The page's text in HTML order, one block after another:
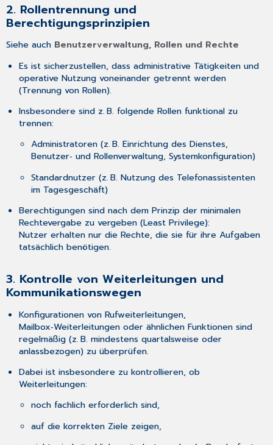
5.
Umgang
mit
und
Authentifizierung
6.
und
Schulung
2. Rollentrennung und
Berechtigungsprinzipien
Siehe auch Benutzerverwaltung, Rollen und Rechte
Es ist sicherzustellen, dass administrative Tätigkeiten und
operative Nutzung voneinander getrennt werden
(Trennung von Rollen).
Insbesondere sind z. B. folgende Rollen funktional zu
trennen:
Administratoren (z. B. Einrichtung des Dienstes,
Benutzer‑ und Rollenverwaltung, Systemkonfiguration)
Standardnutzer (z. B. Nutzung des Telefonassistenten
im Tagesgeschäft)
Berechtigungen sind nach dem Prinzip der minimalen
Rechtevergabe zu vergeben (Least Privilege):
Nutzer erhalten nur die Rechte, die sie für ihre Aufgaben
tatsächlich benötigen.
3. Kontrolle von Weiterleitungen und
Kommunikationswegen
Konfigurationen von Rufweiterleitungen,
Mailbox‑Weiterleitungen oder ähnlichen Funktionen sind
regelmäßig (z. B. mindestens quartalsweise oder
anlassbezogen) zu überprüfen.
Dabei ist insbesondere zu kontrollieren, ob
Weiterleitungen:
noch fachlich erforderlich sind,
auf die korrekten Ziele zeigen,